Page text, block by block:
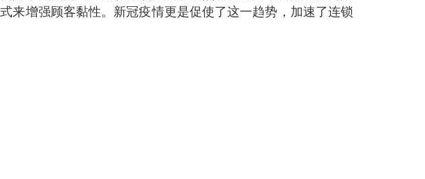
来增强顾客黏性。新冠疫情更是促使了这一趋势，加速了连锁